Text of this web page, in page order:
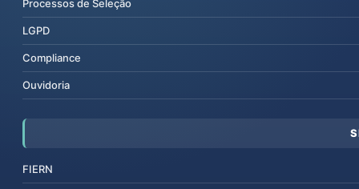
Processos de Seleção
LGPD
Compliance
Ouvidoria
FIERN